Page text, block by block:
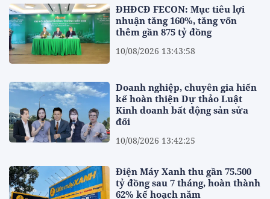
ĐHĐCĐ FECON: Mục tiêu lợi
nhuận tăng 160%, tăng vốn
thêm gần 875 tỷ đồng
10/08/2026 13:43:58
Doanh nghiệp, chuyên gia hiến
kế hoàn thiện Dự thảo Luật
Kinh doanh bất động sản sửa
đổi
10/08/2026 13:42:25
Điện Máy Xanh thu gần 75.500
tỷ đồng sau 7 tháng, hoàn thành
62% kế hoạch năm